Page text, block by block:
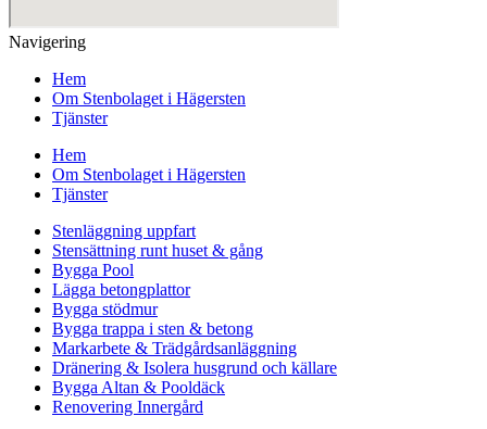
Navigering
Hem
Om Stenbolaget i Hägersten
Tjänster
Hem
Om Stenbolaget i Hägersten
Tjänster
Stenläggning uppfart
Stensättning runt huset & gång
Bygga Pool
Lägga betongplattor
Bygga stödmur
Bygga trappa i sten & betong
Markarbete & Trädgårdsanläggning
Dränering & Isolera husgrund och källare
Bygga Altan & Pooldäck
Renovering Innergård